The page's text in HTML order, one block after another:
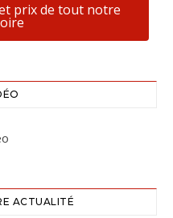
prix de tout notre
ACTUALITÉ